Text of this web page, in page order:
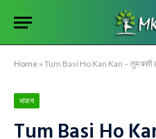
Home » Tum Basi Ho Kan Kan – तुम बसी
भजन
Tum Basi Ho